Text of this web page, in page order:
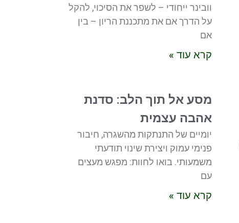
וובינר ייחודי – לשפר את הסיכוי, להקל
על הדרך אם את מתכננת הריון – בין
אם
קרא עוד »
מסע אל תוך הלב: סדנת
אהבה עצמית
יומיים של התנתקות מהשגרה, חיבור
פנימי עמוק ויצירת שינוי תודעתי
משמעותי. בואו לחוות: מפגש מעצים
עם
קרא עוד »